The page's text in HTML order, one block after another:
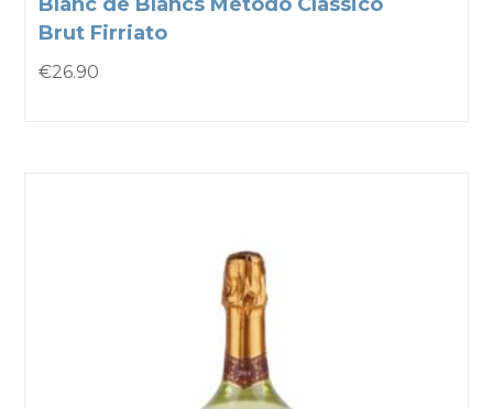
Brut Firriato
€26.90